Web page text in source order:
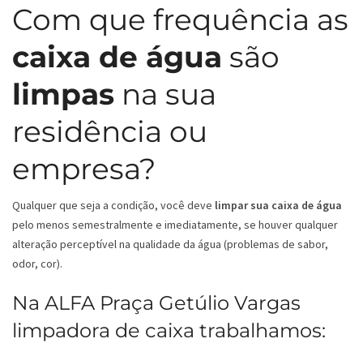
Com que frequência as
caixa de água são
limpas na sua
residência ou
empresa?
Qualquer que seja a condição, você deve limpar sua caixa de água
pelo menos semestralmente e imediatamente, se houver qualquer
alteração perceptível na qualidade da água (problemas de sabor,
odor, cor).
Na ALFA Praça Getúlio Vargas
limpadora de caixa trabalhamos: